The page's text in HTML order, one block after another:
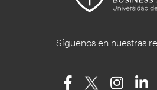
Síguenos en nuestras